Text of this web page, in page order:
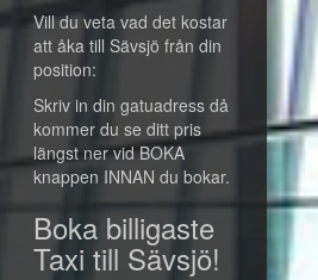
Vill du veta vad det kostar
att åka till Sävsjö från din
position:
Skriv in din gatuadress då
kommer du se ditt pris
längst ner vid BOKA
knappen INNAN du bokar.
Boka billigaste
Taxi till Sävsjö!